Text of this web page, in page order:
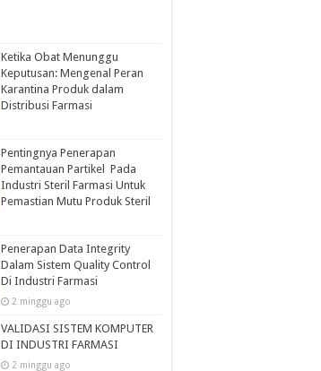
Ketika Obat Menunggu
Keputusan: Mengenal Peran
Karantina Produk dalam
Distribusi Farmasi
Pentingnya Penerapan
Pemantauan Partikel Pada
Industri Steril Farmasi Untuk
Pemastian Mutu Produk Steril
Penerapan Data Integrity
Dalam Sistem Quality Control
Di Industri Farmasi
2 minggu ago
VALIDASI SISTEM KOMPUTER
DI INDUSTRI FARMASI
2 minggu ago